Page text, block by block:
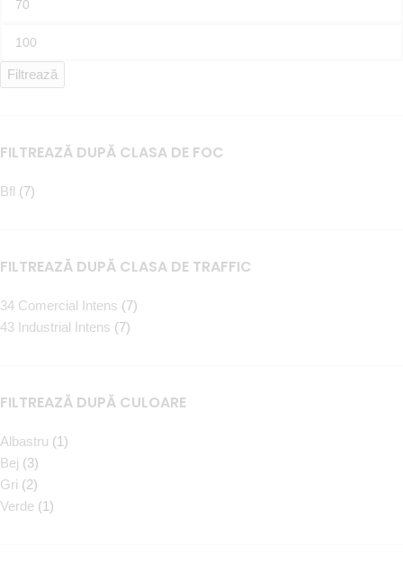
Filtrează
FILTREAZĂ DUPĂ CLASA DE FOC
Bfl (7)
FILTREAZĂ DUPĂ CLASA DE TRAFFIC
34 Comercial Intens (7)
43 Industrial Intens (7)
FILTREAZĂ DUPĂ CULOARE
Albastru (1)
Bej (3)
Gri (2)
Verde (1)